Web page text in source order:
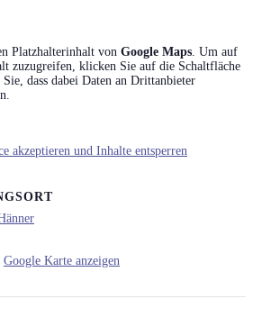
Google Karte anzeigen
Platzhalterinhalt von Google Maps . Um auf
zuzugreifen, klicken Sie auf die Schaltfläche
dass dabei Daten an Drittanbieter
akzeptieren und Inhalte entsperren